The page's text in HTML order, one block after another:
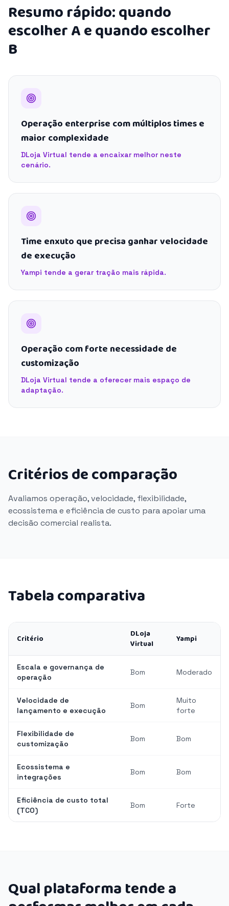
Resumo rápido: quando
escolher A e quando escolher
B
Operação enterprise com múltiplos times e
maior complexidade
DLoja Virtual tende a encaixar melhor neste
cenário.
Time enxuto que precisa ganhar velocidade
de execução
Yampi tende a gerar tração mais rápida.
Operação com forte necessidade de
customização
DLoja Virtual tende a oferecer mais espaço de
adaptação.
Critérios de comparação
Avaliamos operação, velocidade, flexibilidade,
ecossistema e eficiência de custo para apoiar uma
decisão comercial realista.
Tabela comparativa
Critério
DLoja
Virtual
Yampi
Escala e governança de
operação
Bom Moderado
Velocidade de
lançamento e execução
Bom
Muito
forte
Flexibilidade de
customização
Bom Bom
Ecossistema e
integrações
Bom Bom
Eficiência de custo total
(TCO)
Bom Forte
Qual plataforma tende a